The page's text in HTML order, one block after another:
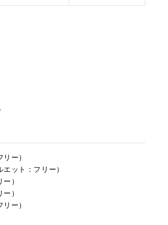
ー）
ット：フリー）
）
）
ー）